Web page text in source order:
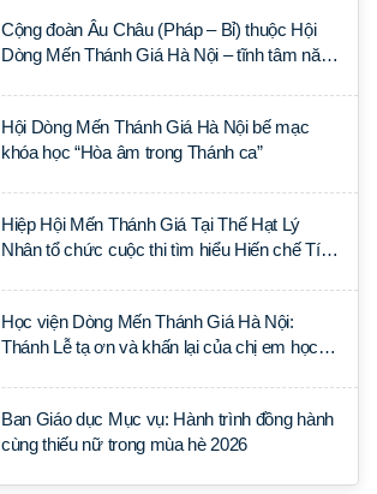
Cộng đoàn Âu Châu (Pháp – Bỉ) thuộc Hội
Dòng Mến Thánh Giá Hà Nội – tĩnh tâm năm
Hội Dòng Mến Thánh Giá Hà Nội bế mạc
khóa học “Hòa âm trong Thánh ca”
Hiệp Hội Mến Thánh Giá Tại Thế Hạt Lý
Nhân tổ chức cuộc thi tìm hiểu Hiến chế Tín
Học viện Dòng Mến Thánh Giá Hà Nội:
Thánh Lễ tạ ơn và khấn lại của chị em học
Ban Giáo dục Mục vụ: Hành trình đồng hành
cùng thiếu nữ trong mùa hè 2026